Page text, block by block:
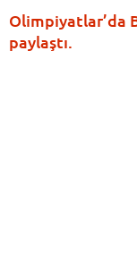
Olimpiyatlar’da
paylaştı.